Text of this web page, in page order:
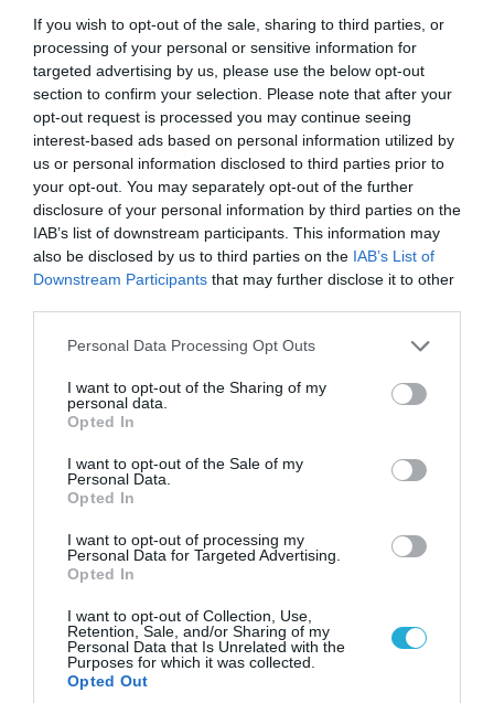
If you wish to opt-out of the sale, sharing to third parties, or
processing of your personal or sensitive information for
targeted advertising by us, please use the below opt-out
section to confirm your selection. Please note that after your
opt-out request is processed you may continue seeing
interest-based ads based on personal information utilized by
us or personal information disclosed to third parties prior to
your opt-out. You may separately opt-out of the further
disclosure of your personal information by third parties on the
IAB’s list of downstream participants. This information may
also be disclosed by us to third parties on the IAB’s List of
Downstream Participants that may further disclose it to other
Please note that this website/app uses one or more Google
not limited to your visit or usage behaviour. You may click to
grant or deny consent to Google and its third-party tags to
use your data for below specified purposes in below Google
consent section.
Personal Data Processing Opt Outs
I want to opt-out of the Sharing of my
personal data.
Opted In
I want to opt-out of the Sale of my
Personal Data.
Opted In
I want to opt-out of processing my
Personal Data for Targeted Advertising.
Opted In
I want to opt-out of Collection, Use,
Retention, Sale, and/or Sharing of my
Personal Data that Is Unrelated with the
Purposes for which it was collected.
Opted Out
24.10.2019 | 19:12
Ένας πρώην μυστικός πράκτορας μοιράζεται
δέκα κόλπα επιβίωσης (βίντεο)
Πώς μπορεί κάποιος να ξεπεράσει με επιτυχία
διάφορες επικίνδυνες καταστάσεις; – Ένας πρώην
μυστικός πράκτορας μοιράζεται συμβουλές. Καθώς
είναι πάντα συναρπαστικό να βλέπεις σε ταινίες
πόσο εύκολα οι πράκτορες μπορούν να επιβιώσουν
σε οποιαδήποτε ακραία κατάσταση, το συγκεκριμένο
βίντεο θέλει να μας κάνει να κάνουμε τη διαφορά
21.10.2019 | 20:32
«Αποκάλυψη»… από το Facebook για τις
εκλογές του 2016 στις ΗΠΑ και Ρωσία: «Δεν